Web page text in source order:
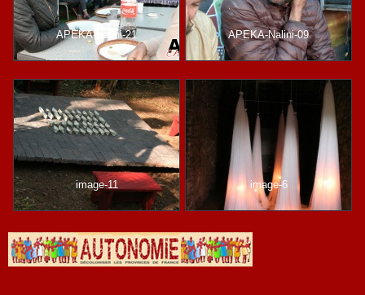
APEKA-Nalini-21 APEKA-Nalini-09
image-11 image-6